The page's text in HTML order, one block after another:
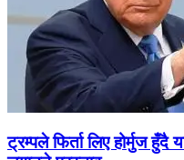
ट्रम्पले फिर्ता लिए होर्मुज